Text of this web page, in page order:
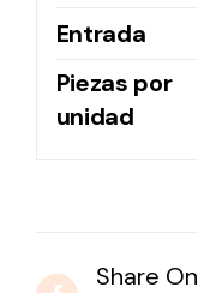
Entrada
Piezas por
unidad
Share On